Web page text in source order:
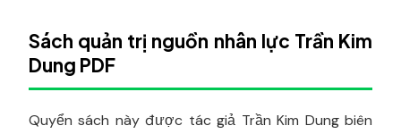
Sách quản trị nguồn nhân lực Trần Kim
Dung PDF
Quyển sách này được tác giả Trần Kim Dung biên